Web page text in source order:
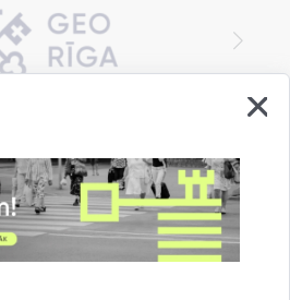
bija noderīga?
atsauksmi